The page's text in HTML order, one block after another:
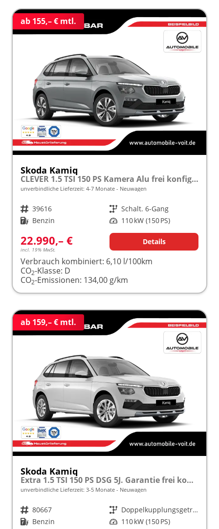
ab 155,– € mtl.
Skoda Kamiq
CLEVER 1.5 TSI 150 PS Kamera Alu frei konfigurierbar!
unverbindliche Lieferzeit: 4-7 Monate Neuwagen
Fahrzeugnr. 39616 Getriebe Schalt. 6-Gang
Kraftstoff Benzin Leistung 110 kW (150 PS)
22.990,– €
incl. 19% MwSt.
Details
Verbrauch kombiniert: 6,10 l/100km
CO2-Klasse: D
CO2-Emissionen: 134,00 g/km
ab 159,– € mtl.
Skoda Kamiq
Extra 1.5 TSI 150 PS DSG 5J. Garantie frei konfigurierbar!
unverbindliche Lieferzeit: 3-5 Monate Neuwagen
Fahrzeugnr. 80667 Getriebe
Doppelkupplungsgetriebe (DSG)
Kraftstoff Benzin Leistung 110 kW (150 PS)